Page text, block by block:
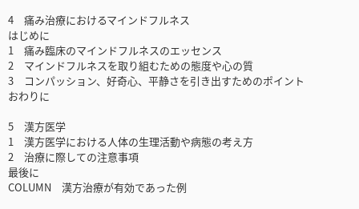
4 痛み治療におけるマインドフルネス
はじめに
1 痛み臨床のマインドフルネスのエッセンス
2 マインドフルネスを取り組むための態度や心の質
3 コンパッション、好奇心、平静さを引き出すためのポイント
おわりに
5 漢方医学
1 漢方医学における人体の生理活動や病態の考え方
2 治療に際しての注意事項
最後に
COLUMN 漢方治療が有効であった例